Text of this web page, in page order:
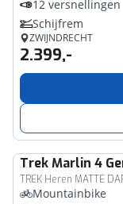
12 versnellingen
Schijfrem
ZWIJNDRECHT
2.399,-
TrekMarlin 4
TREK Heren MATTE
Mountainbike